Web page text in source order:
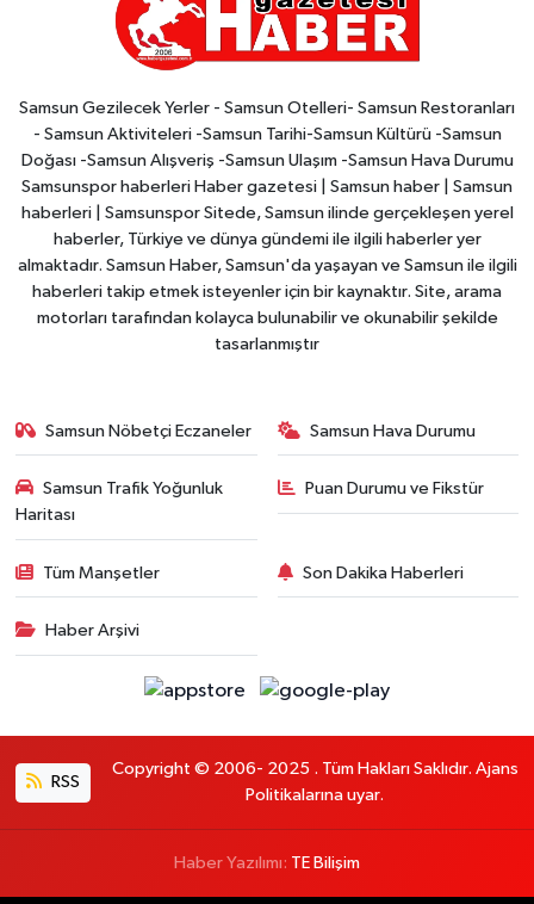
Samsun Gezilecek Yerler - Samsun Otelleri- Samsun Restoranları
- Samsun Aktiviteleri -Samsun Tarihi-Samsun Kültürü -Samsun
Doğası -Samsun Alışveriş -Samsun Ulaşım -Samsun Hava Durumu
Samsunspor haberleri Haber gazetesi | Samsun haber | Samsun
haberleri | Samsunspor Sitede, Samsun ilinde gerçekleşen yerel
haberler, Türkiye ve dünya gündemi ile ilgili haberler yer
almaktadır. Samsun Haber, Samsun'da yaşayan ve Samsun ile ilgili
haberleri takip etmek isteyenler için bir kaynaktır. Site, arama
motorları tarafından kolayca bulunabilir ve okunabilir şekilde
tasarlanmıştır
Samsun Nöbetçi Eczaneler Samsun Hava Durumu
Samsun Trafik Yoğunluk
Haritası
Puan Durumu ve Fikstür
Tüm Manşetler Son Dakika Haberleri
Haber Arşivi
RSS
Copyright © 2006- 2025 . Tüm Hakları Saklıdır. Ajans
Politikalarına uyar.
Haber Yazılımı: TE Bilişim